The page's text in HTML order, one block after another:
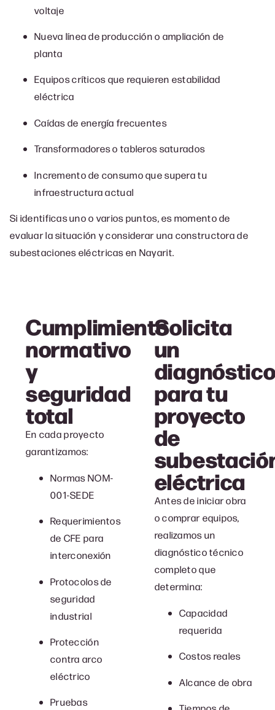
voltaje
Nueva línea de producción o ampliación de
planta
Equipos críticos que requieren estabilidad
eléctrica
Caídas de energía frecuentes
Transformadores o tableros saturados
Incremento de consumo que supera tu
infraestructura actual
Si identificas uno o varios puntos, es momento de
evaluar la situación y considerar una constructora de
subestaciones eléctricas en Nayarit.
Cumplimiento
normativo
y
seguridad
total
En cada proyecto
garantizamos:
Normas NOM-
001-SEDE
Requerimientos
de CFE para
interconexión
Protocolos de
seguridad
industrial
Protección
contra arco
eléctrico
Pruebas
Solicita
un
para tu
proyecto
de
eléctrica
Antes de iniciar obra
o comprar equipos,
realizamos un
diagnóstico técnico
completo que
determina:
Capacidad
requerida
Costos reales
Alcance de obra